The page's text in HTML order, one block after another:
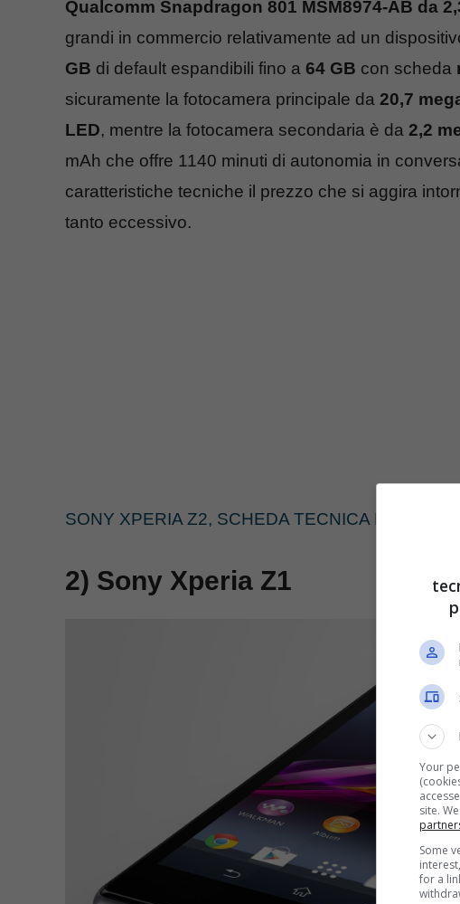
Qualcomm Snapdragon 801 MSM8974-AB da
grandi in commercio relativamente ad un
GB di default espandibili fino a 64 GB con scheda
sicuramente la fotocamera principale da 20,7
LED, mentre la fotocamera secondaria è da 2,2
mAh che offre 1140 minuti di autonomia in
caratteristiche tecniche il prezzo che si aggira
tanto eccessivo.
SONY XPERIA Z2, SCHEDA TECNICA E PREZZO
2) Sony Xperia Z1
Your
site.
Some
for a